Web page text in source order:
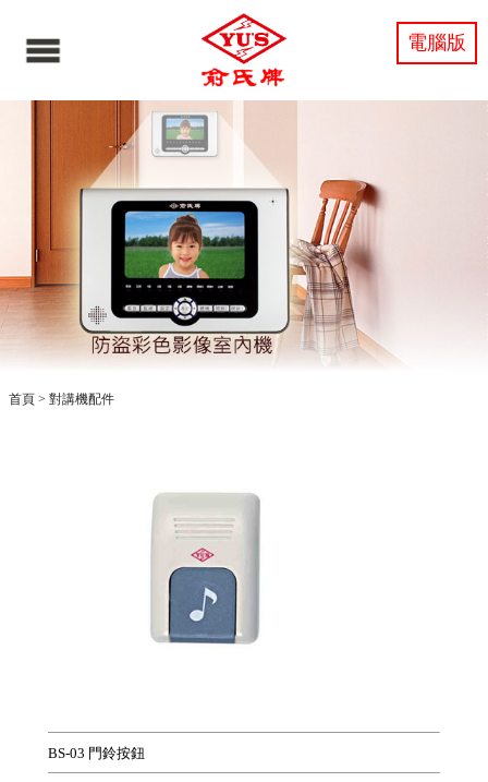
電腦版
首頁 > 對講機配件
BS-03 門鈴按鈕